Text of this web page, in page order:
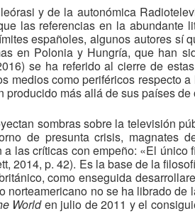
y de la autonómica
las referencias en la abundante
españoles, algunos autores sí
en Polonia y Hungría, que han
se ha referido al cierre de
medios como periféricos respecto
más allá de sus países de
sombras sobre la televisión
de presunta crisis, magnates
las críticas con empeño: «El único
2014, p. 42). Es la base de la
como enseguida
no se ha librado de
Worlden julio de 2011 y el